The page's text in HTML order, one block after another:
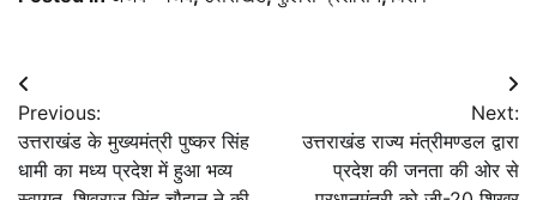
Post
navigation
Previous:
उत्तराखंड के मुख्यमंत्री पुष्कर सिंह
धामी का मध्य प्रदेश में हुआ भव्य
Next:
उत्तराखंड राज्य मंत्रीमण्डल द्वारा
प्रदेश की जनता की ओर से